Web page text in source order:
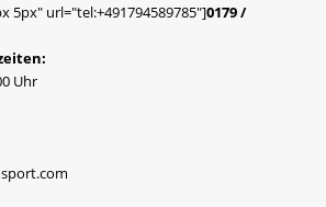
5px" url="tel:+491794589785"]0179 /
Uhr